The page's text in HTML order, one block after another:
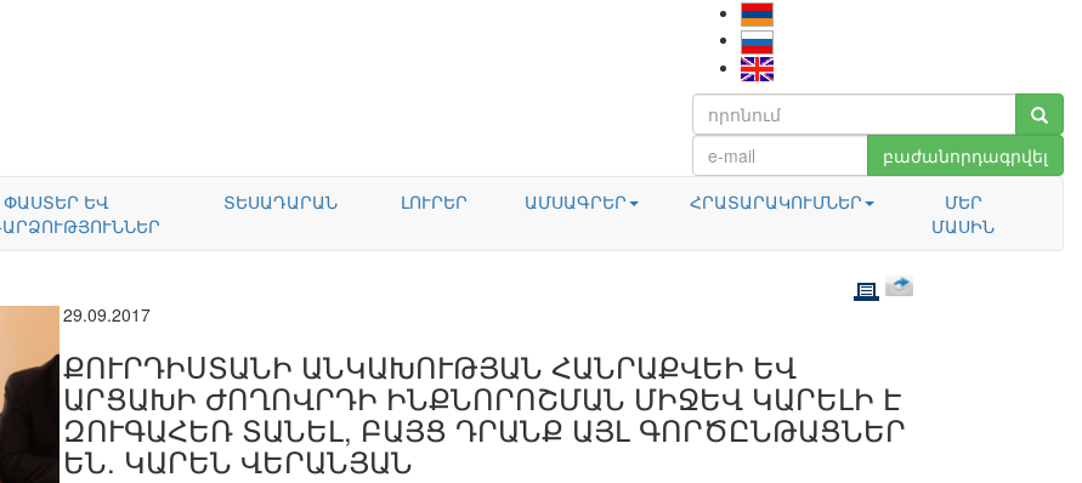
բաժանորդագրվել
ՓԱՍՏԵՐ ԵՎ
ՏԵՍԱԴԱՐԱՆ ԼՈՒՐԵՐ ԱՄՍԱԳՐԵՐ ՀՐԱՏԱՐԱԿՈՒՄՆԵՐ
ՄԵՐ
ՄԱՍԻՆ
29.09.2017
ՔՈՒՐԴԻՍՏԱՆԻ ԱՆԿԱԽՈՒԹՅԱՆ ՀԱՆՐԱՔՎԵԻ ԵՎ
ԱՐՑԱԽԻ ԺՈՂՈՎՐԴԻ ԻՆՔՆՈՐՈՇՄԱՆ ՄԻՋԵՎ ԿԱՐԵԼԻ Է
ԶՈՒԳԱՀԵՌ ՏԱՆԵԼ, ԲԱՅՑ ԴՐԱՆՔ ԱՅԼ ԳՈՐԾԸՆԹԱՑՆԵՐ
ԵՆ. ԿԱՐԵՆ ՎԵՐԱՆՅԱՆ